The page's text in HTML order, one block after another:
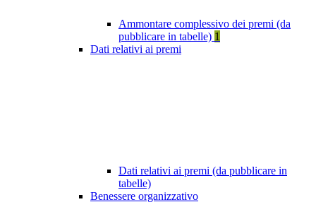
Ammontare complessivo dei premi (da
pubblicare in tabelle) 1
Dati relativi ai premi
Dati relativi ai premi (da pubblicare in
tabelle)
Benessere organizzativo